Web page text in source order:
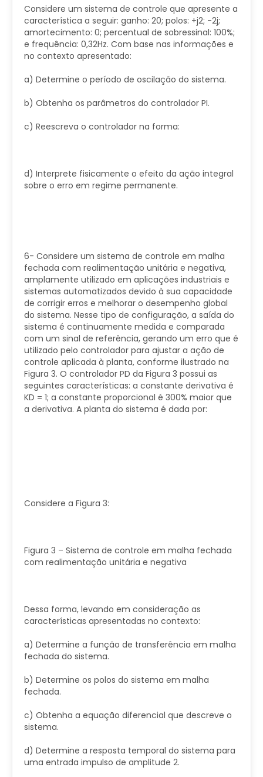
Considere um sistema de controle que apresente a
característica a seguir: ganho: 20; polos: +j2; -2j;
amortecimento: 0; percentual de sobressinal: 100%;
e frequência: 0,32Hz. Com base nas informações e
no contexto apresentado:
a) Determine o período de oscilação do sistema.
b) Obtenha os parâmetros do controlador PI.
c) Reescreva o controlador na forma:
d) Interprete fisicamente o efeito da ação integral
sobre o erro em regime permanente.
6- Considere um sistema de controle em malha
fechada com realimentação unitária e negativa,
amplamente utilizado em aplicações industriais e
sistemas automatizados devido à sua capacidade
de corrigir erros e melhorar o desempenho global
do sistema. Nesse tipo de configuração, a saída do
sistema é continuamente medida e comparada
com um sinal de referência, gerando um erro que é
utilizado pelo controlador para ajustar a ação de
controle aplicada à planta, conforme ilustrado na
Figura 3. O controlador PD da Figura 3 possui as
seguintes características: a constante derivativa é
KD = 1; a constante proporcional é 300% maior que
a derivativa. A planta do sistema é dada por:
Considere a Figura 3:
Figura 3 – Sistema de controle em malha fechada
com realimentação unitária e negativa
Dessa forma, levando em consideração as
características apresentadas no contexto:
a) Determine a função de transferência em malha
fechada do sistema.
b) Determine os polos do sistema em malha
fechada.
c) Obtenha a equação diferencial que descreve o
sistema.
d) Determine a resposta temporal do sistema para
uma entrada impulso de amplitude 2.